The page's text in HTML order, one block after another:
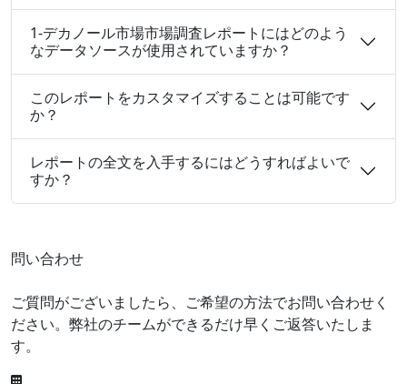
1-デカノール市場市場調査レポートにはどのよう
なデータソースが使用されていますか？
このレポートをカスタマイズすることは可能です
か？
レポートの全文を入手するにはどうすればよいで
すか？
問い合わせ
ご質問がございましたら、ご希望の方法でお問い合わせく
ださい。弊社のチームができるだけ早くご返答いたしま
す。